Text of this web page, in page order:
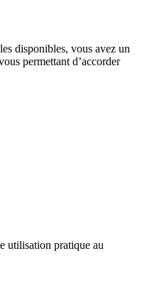
disponibles, vous avez un
permettant d’accorder
utilisation pratique au